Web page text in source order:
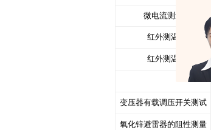
微电流测量
红外测温
红外测温
变压器有载调压开关测试
氧化锌避雷器的阻性测量